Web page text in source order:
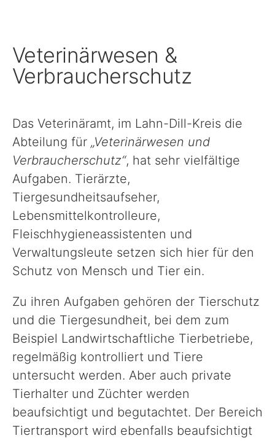
Familien, Frauen, Jugendliche & Kinder
Einwanderung, Auswanderung & Integration
Inklusion
Ländlicher Raum
Natur, Umwelt & Klimaschutz
Sport, Kultur & Ehrenamt
Straße & Verkehr
Recht & Ordnung
Wirtschaftsförderung
Veterinärwesen &
Verbraucherschutz
Das Veterinäramt, im Lahn-Dill-Kreis die
Abteilung für „Veterinärwesen und
Verbraucherschutz“, hat sehr vielfältige
Aufgaben. Tierärzte,
Tiergesundheitsaufseher,
Lebensmittelkontrolleure,
Fleischhygieneassistenten und
Verwaltungsleute setzen sich hier für den
Schutz von Mensch und Tier ein.
Zu ihren Aufgaben gehören der Tierschutz
und die Tiergesundheit, bei dem zum
Beispiel Landwirtschaftliche Tierbetriebe,
regelmäßig kontrolliert und Tiere
untersucht werden. Aber auch private
Tierhalter und Züchter werden
beaufsichtigt und begutachtet. Der Bereich
Tiertransport wird ebenfalls beaufsichtigt